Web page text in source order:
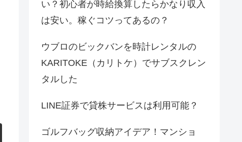
い？初心者が時給換算したらかなり収入
は安い。稼ぐコツってあるの？
ウブロのビックバンを時計レンタルの
KARITOKE（カリトケ）でサブスクレン
タルした
LINE証券で貸株サービスは利用可能？
ゴルフバッグ収納アイデア！マンショ